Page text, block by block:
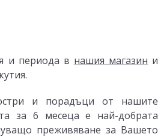
и периода в нашия магазин и
и порадъци от нашите
за 6 месеца е най-добрата
преживяване за Вашето